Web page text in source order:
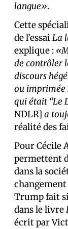
langue».
Cette
de l’essai La
explique :
de contrôler
discours
ou imprimée
qui était “Le
NDLR] a
réalité des
Pour Cécile
permettent
dans la
changement
Trump fait
dans le livre
écrit par